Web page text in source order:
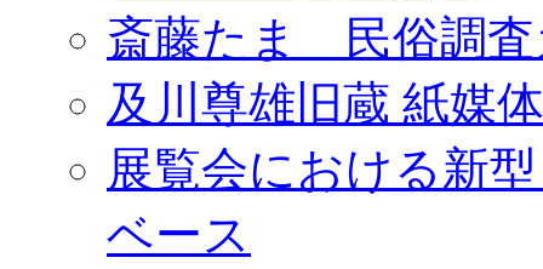
斎藤たま 民俗調査
及川尊雄旧蔵 紙媒
展覧会における新
ベース